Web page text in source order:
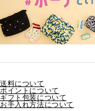
送料について
ポイントについて
ギフト包装について
お手入れ方法について